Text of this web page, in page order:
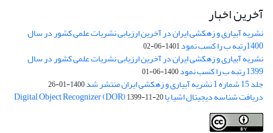
آخرین اخبار
نشریه آبیاری و زهکشی ایران در آخرین ارزیابی نشریات علمی کشور در سال
1400رتبه ب را کسب نمود 1401-06-02
نشریه آبیاری و زهکشی ایران در آخرین ارزیابی نشریات علمی کشور در سال
1399 رتبه ب را کسب نمود 1400-06-01
جلد 15 شماره 1 نشریه آبیاری و زهکشی ایران منتشر شد 1400-01-26
دریافت شناسه دیجیتال اشیا یا Digital Object Recognizer (DOR)1399-11-20